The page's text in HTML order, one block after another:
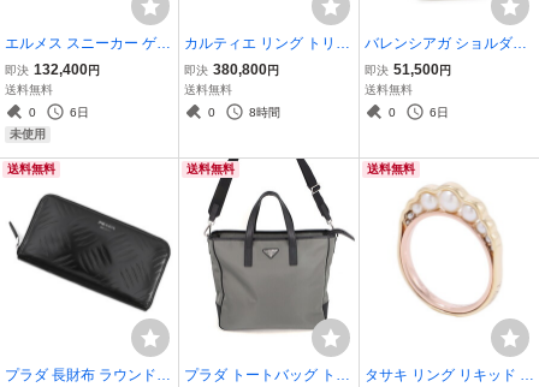
エルメス スニーカー ゲー
ム ケリー バックル レザー
メンズサイズ41 HERMES
靴 白
即決 132,400円
送料無料
0
6日
未使用
カルティエ リング トリニ
ティ クッション クラシッ
クモデル K18YG/K18WG/
K18PG サイズ61 B42406
即決 380,800円
送料無料
0
8時間
バレンシアガ ショルダー
バッグ NASA フォンホル
ダー キャンバス 659143
BALENCIAGA 白 セール
即決 51,500円
送料無料
0
6日
送料無料
プラダ 長財布 ラウンドフ
送料無料
プラダ トートバッグ トラ
送料無料
タサキ リング リキッド ス